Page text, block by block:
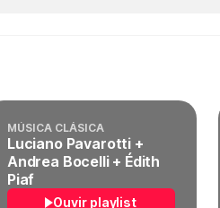
MÚSICA CLÁSICA
Luciano Pavarotti +
Andrea Bocelli + Édith
Piaf
Ouvir playlist